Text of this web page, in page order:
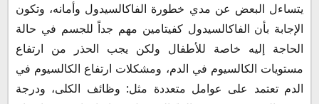
يتساءل البعض عن مدي خطورة الفاكالسيدول وأمانه، وتكون
الإجابة بأن الفاكالسيدول كفيتامين مهم جداً للجسم في حالة
الحاجة إليه خاصة للأطفال ولكن يجب الحذر من ارتفاع
مستويات الكالسيوم في الدم، ومشكلات ارتفاع الكالسيوم في
الدم تعتمد على عوامل متعددة مثل: وظائف الكلى، ودرجة